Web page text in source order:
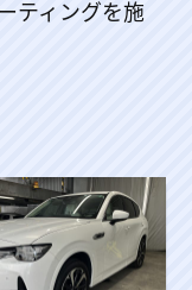
ティングを施